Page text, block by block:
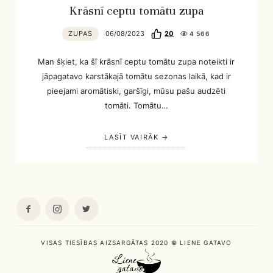
Krāsnī ceptu tomātu zupa
ZUPAS 06/08/2023 20 4 566
Man šķiet, ka šī krāsnī ceptu tomātu zupa noteikti ir
jāpagatavo karstākajā tomātu sezonas laikā, kad ir
pieejami aromātiski, garšīgi, mūsu pašu audzēti
tomāti. Tomātu…
LASĪT VAIRĀK
VISAS TIESĪBAS AIZSARGĀTAS 2020 © LIENE GATAVO